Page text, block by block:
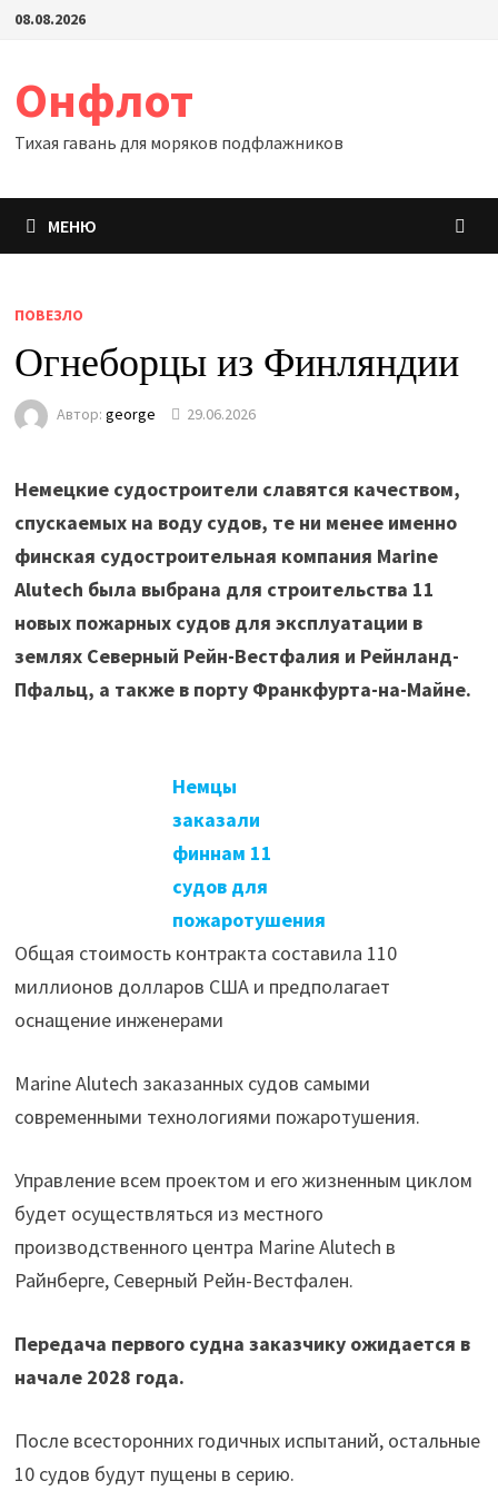
Перейти
08.08.2026
Онфлот
Тихая гавань для моряков подфлажников
МЕНЮ
ПОВЕЗЛО
Огнеборцы из Финляндии
Автор: george 29.06.2026
Немецкие судостроители славятся качеством,
спускаемых на воду судов, те ни менее именно
финская судостроительная компания Marine
Alutech была выбрана для строительства 11
новых пожарных судов для эксплуатации в
землях Северный Рейн-Вестфалия и Рейнланд-
Пфальц, а также в порту Франкфурта-на-Майне.
Немцы
заказали
финнам 11
судов для
пожаротушения
Общая стоимость контракта составила 110
миллионов долларов США и предполагает
оснащение инженерами
Marine Alutech заказанных судов самыми
современными технологиями пожаротушения.
Управление всем проектом и его жизненным циклом
будет осуществляться из местного
производственного центра Marine Alutech в
Райнберге, Северный Рейн-Вестфален.
Передача первого судна заказчику ожидается в
начале 2028 года.
После всесторонних годичных испытаний, остальные
10 судов будут пущены в серию.